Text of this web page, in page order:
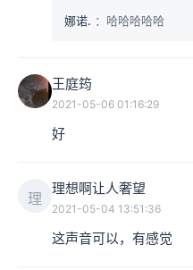
娜诺. ：哈哈哈哈哈
王庭筠
2021-05-06 01:16:29
好
理
理想啊让人奢望
2021-05-04 13:51:36
这声音可以，有感觉